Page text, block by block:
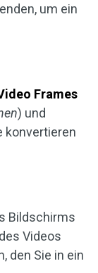
um ein
Frames
) und
konvertieren
Bildschirms
Videos
den Sie in ein